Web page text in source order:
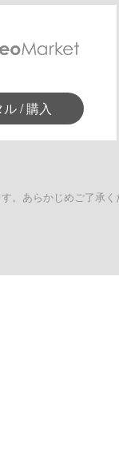
/ 購入
。あらかじめご了承く